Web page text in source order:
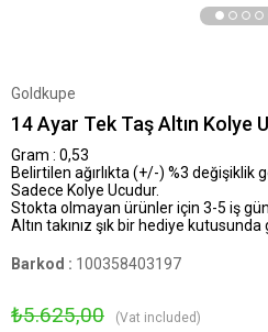
Goldkupe
14 Ayar Tek Taş Altın Kolye
Gram : 0,53
Belirtilen ağırlıkta (+/-) %3 değişiklik
Sadece Kolye Ucudur.
Stokta olmayan ürünler için 3-5 iş
Altın takınız şık bir hediye kutusunda
Barkod : 100358403197
₺5.625,00 (Vat included)